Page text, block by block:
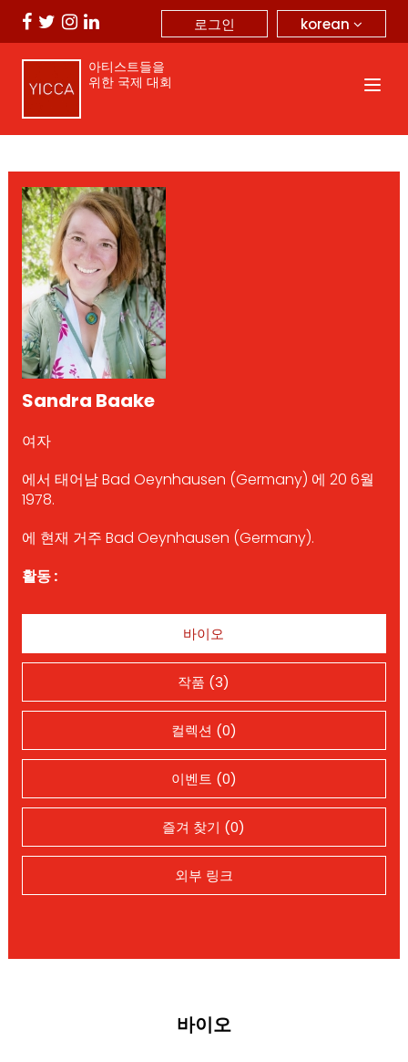
korean
로그인
아티스트들을
위한 국제 대회
Sandra Baake
여자
에서 태어남 Bad Oeynhausen (Germany) 에 20 6월
1978.
에 현재 거주 Bad Oeynhausen (Germany).
활동 :
바이오
작품 (3)
컬렉션 (0)
이벤트 (0)
즐겨 찾기 (0)
외부 링크
바이오